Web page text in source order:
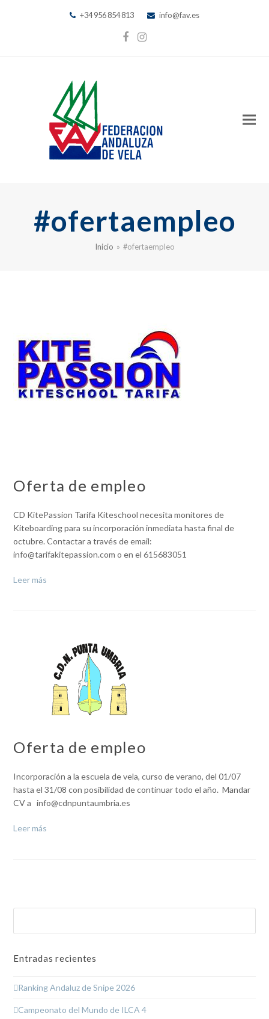
+34 956 854 813 info@fav.es
Facebook
Instagram
#ofertaempleo
Inicio » #ofertaempleo
Oferta de empleo
CD KitePassion Tarifa Kiteschool necesita monitores de
Kiteboarding para su incorporación inmediata hasta final de
octubre. Contactar a través de email:
info@tarifakitepassion.com o en el 615683051
Leer más
Oferta de empleo
Incorporación a la escuela de vela, curso de verano, del 01/07
hasta el 31/08 con posibilidad de continuar todo el año. Mandar
CV a info@cdnpuntaumbria.es
Leer más
Entradas recientes
Ranking Andaluz de Snipe 2026
Campeonato del Mundo de ILCA 4